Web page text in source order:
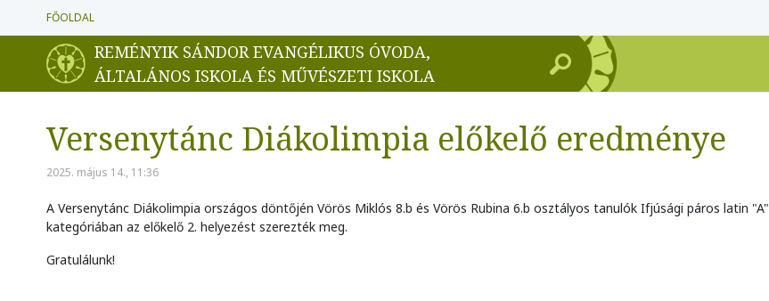
FŐOLDAL
REMÉNYIK SÁNDOR EVANGÉLIKUS ÓVODA,
ÁLTALÁNOS ISKOLA ÉS MŰVÉSZETI ISKOLA
Versenytánc Diákolimpia előkelő eredménye
2025. május 14., 11:36
A Versenytánc Diákolimpia országos döntőjén Vörös Miklós 8.b és Vörös Rubina 6.b osztályos tanulók Ifjúsági páros latin "A"
kategóriában az előkelő 2. helyezést szerezték meg.
Gratulálunk!